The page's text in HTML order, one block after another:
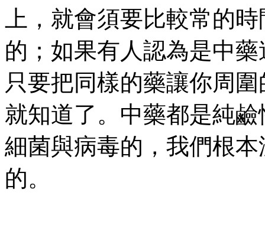
上，就會須要比較常的
的；如果有人認為是中
只要把同樣的藥讓你周
就知道了。中藥都是純
細菌與病毒的，我們根
的。